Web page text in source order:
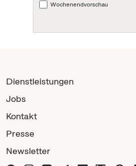
Wochenendvorschau
Dienstleistungen
Jobs
Kontakt
Presse
Newsletter